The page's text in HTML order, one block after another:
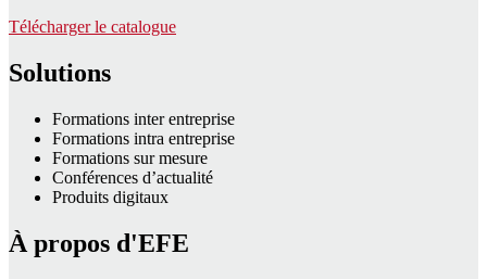
Télécharger le catalogue
Solutions
Formations inter entreprise
Formations intra entreprise
Formations sur mesure
Conférences d’actualité
Produits digitaux
À propos d'EFE